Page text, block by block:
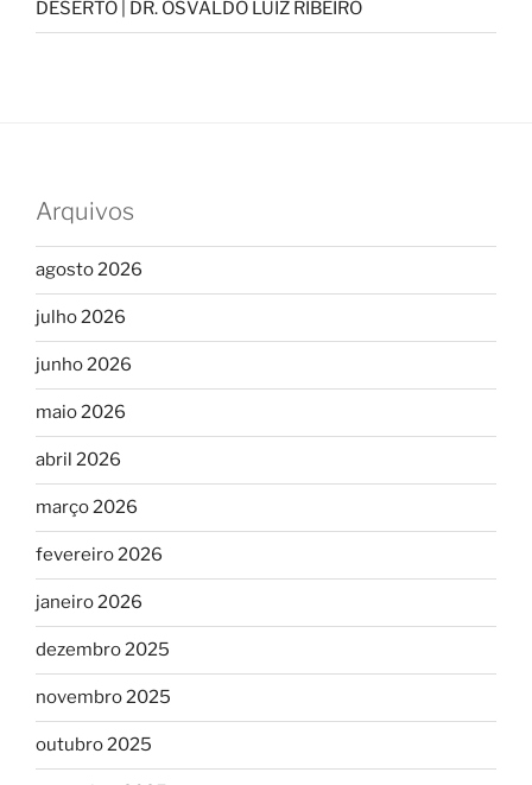
DESERTO | DR. OSVALDO LUIZ RIBEIRO
Arquivos
agosto 2026
julho 2026
junho 2026
maio 2026
abril 2026
março 2026
fevereiro 2026
janeiro 2026
dezembro 2025
novembro 2025
outubro 2025